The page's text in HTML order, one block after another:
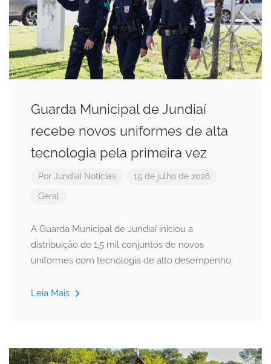
Guarda Municipal de Jundiaí
recebe novos uniformes de alta
tecnologia pela primeira vez
Por Jundiaí Notícias 15 de julho de 2026
Geral
A Guarda Municipal de Jundiaí iniciou a
distribuição de 1,5 mil conjuntos de novos
uniformes com tecnologia de alto desempenho,
Leia Mais